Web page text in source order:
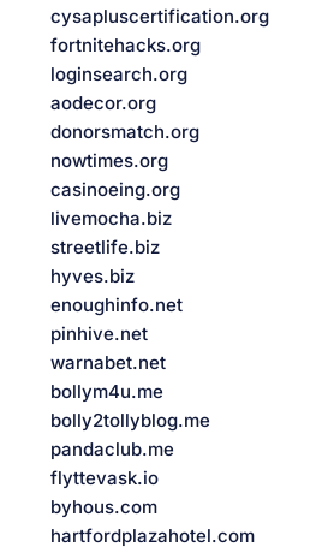
cysapluscertification.org
fortnitehacks.org
loginsearch.org
aodecor.org
donorsmatch.org
nowtimes.org
casinoeing.org
livemocha.biz
streetlife.biz
hyves.biz
enoughinfo.net
pinhive.net
warnabet.net
bollym4u.me
bolly2tollyblog.me
pandaclub.me
flyttevask.io
byhous.com
hartfordplazahotel.com